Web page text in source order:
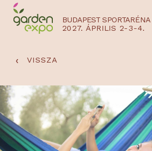
BUDAPEST SPORTARÉNA
2027. ÁPRILIS 2-3-4.
‹ VISSZA